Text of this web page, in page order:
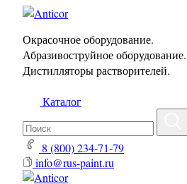
Окрасочное оборудование.
Абразивоструйное оборудование.
Дистилляторы растворителей.
Каталог
8 (800) 234-71-79
info@rus-paint.ru